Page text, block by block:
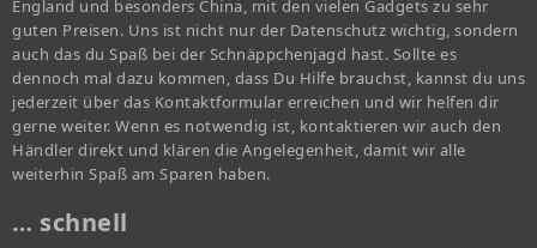
England und besonders China, mit den vielen Gadgets zu sehr
guten Preisen. Uns ist nicht nur der Datenschutz wichtig, sondern
auch das du Spaß bei der Schnäppchenjagd hast. Sollte es
dennoch mal dazu kommen, dass Du Hilfe brauchst, kannst du uns
jederzeit über das Kontaktformular erreichen und wir helfen dir
gerne weiter. Wenn es notwendig ist, kontaktieren wir auch den
Händler direkt und klären die Angelegenheit, damit wir alle
weiterhin Spaß am Sparen haben.
… schnell